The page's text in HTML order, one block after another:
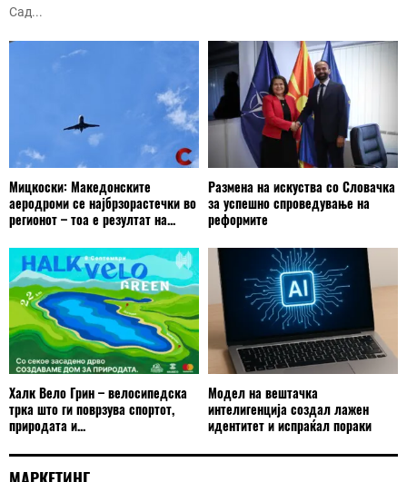
Сад...
Мицкоски: Македонските
аеродроми се најбрзорастечки во
регионот – тоа е резултат на...
Размена на искуства со Словачка
за успешно спроведување на
реформите
Халк Вело Грин – велосипедска
трка што ги поврзува спортот,
природата и...
Модел на вештачка
интелигенција создал лажен
идентитет и испраќал пораки